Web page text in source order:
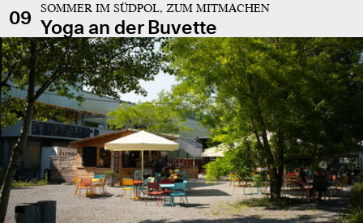
09
SOMMER IM SÜDPOL, ZUM MITMACHEN
Yoga an der Buvette